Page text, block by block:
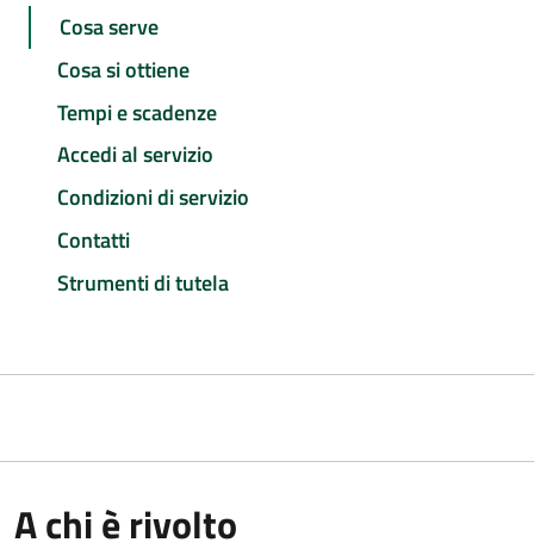
Cosa serve
Cosa si ottiene
Tempi e scadenze
Accedi al servizio
Condizioni di servizio
Contatti
Strumenti di tutela
A chi è rivolto